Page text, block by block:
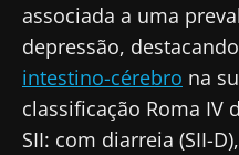
associada a uma
depressão,
intestino-cérebro na
classificação Roma IV
SII: com diarreia (SII-